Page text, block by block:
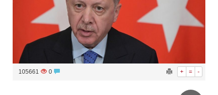
المحكمة العليا غدٍ الخميس هو المكمل لشهر رمضان
+ = -
105661